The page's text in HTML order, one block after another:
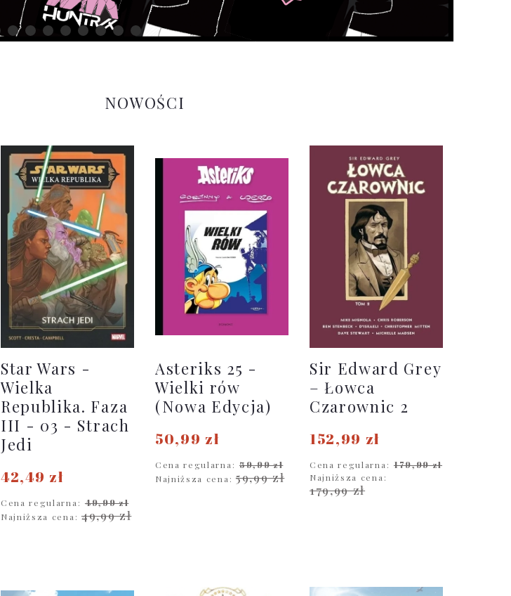
NOWOŚCI
Star Wars -
Wielka
Republika. Faza
III - 03 - Strach
Jedi
42,49 zł
Cena regularna: 49,99 zł
Najniższa cena: 49,99 zł
Asteriks 25 -
Wielki rów
(Nowa Edycja)
50,99 zł
Cena regularna: 59,99 zł
Najniższa cena: 59,99 zł
Sir Edward Grey
– Łowca
Czarownic 2
152,99 zł
Cena regularna: 179,99 zł
Najniższa cena:
179,99 zł